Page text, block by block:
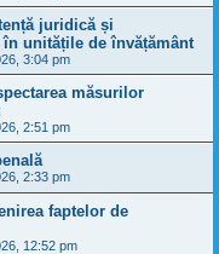
juridică și
unitățile de învățământ
3:04 pm
măsurilor
2:51 pm
2:33 pm
faptelor de
12:52 pm